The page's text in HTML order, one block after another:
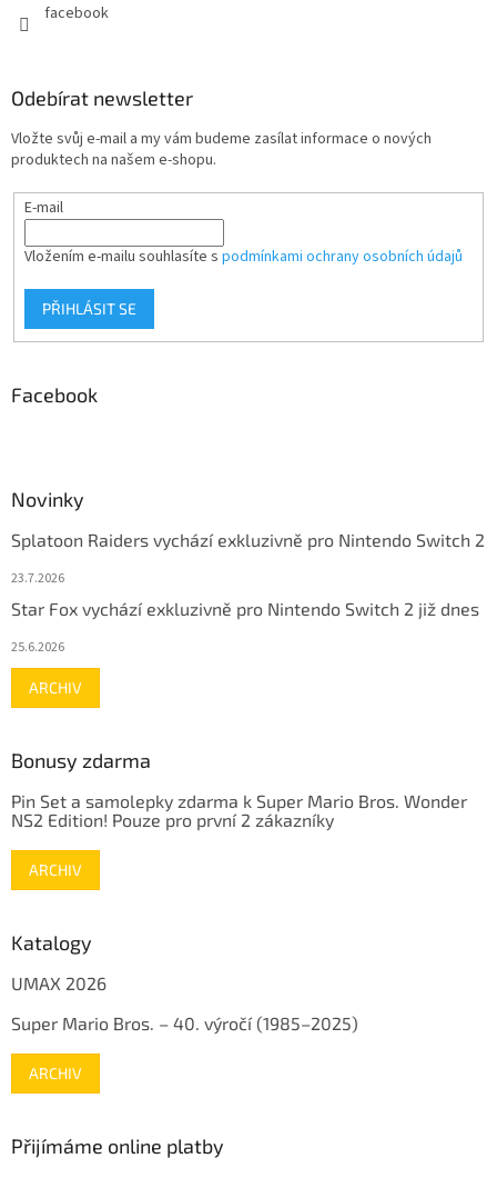
facebook
Odebírat newsletter
Vložte svůj e-mail a my vám budeme zasílat informace o nových
produktech na našem e-shopu.
E-mail
Vložením e-mailu souhlasíte s podmínkami ochrany osobních údajů
PŘIHLÁSIT SE
Facebook
Novinky
Splatoon Raiders vychází exkluzivně pro Nintendo Switch 2
23.7.2026
Star Fox vychází exkluzivně pro Nintendo Switch 2 již dnes
25.6.2026
ARCHIV
Bonusy zdarma
Pin Set a samolepky zdarma k Super Mario Bros. Wonder
NS2 Edition! Pouze pro první 2 zákazníky
ARCHIV
Katalogy
UMAX 2026
Super Mario Bros. – 40. výročí (1985–2025)
ARCHIV
Přijímáme online platby